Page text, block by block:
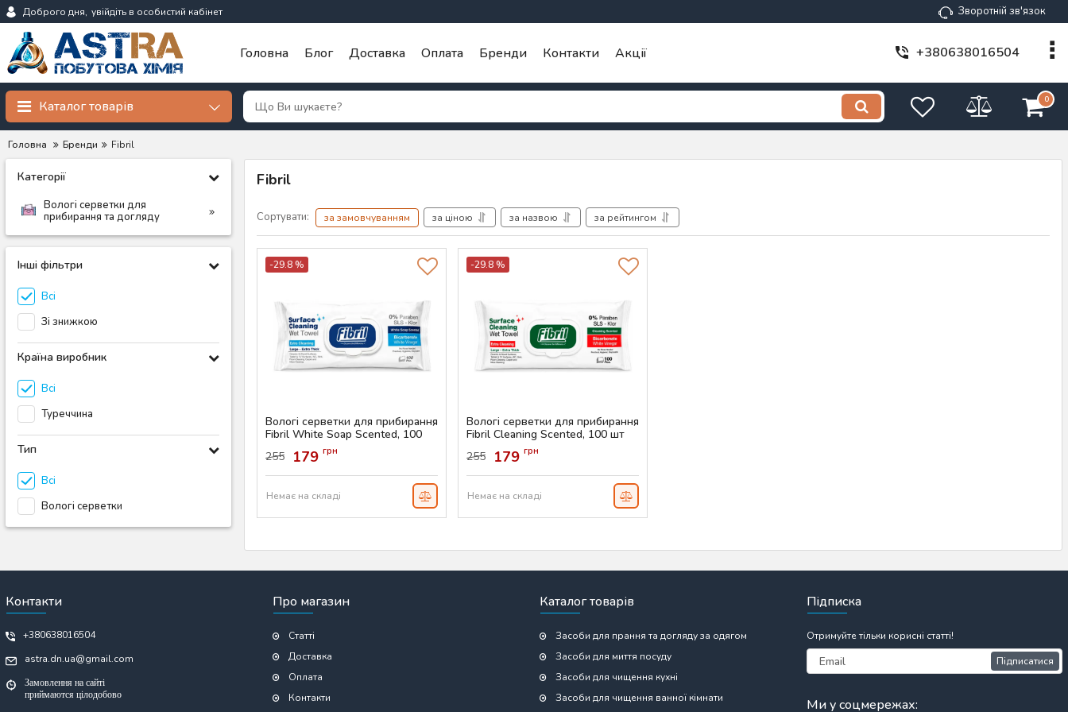
Доброго дня, увійдіть в особистий кабінет Зворотній зв'язок
Головна Блог Доставка Оплата Бренди Контакти Акції +380638016504
Каталог товарів 0
Головна Бренди Fibril
Категорії
Вологі серветки для
прибирання та догляду
Інші фільтри
Всі
Зі знижкою
Країна виробник
Всі
Туреччина
Тип
Всі
Вологі серветки
Fibril
Сортувати: за замовчуванням за ціною за назвою за рейтингом
-29.8 %
Вологі серветки для прибирання
Fibril White Soap Scented, 100
Артикул:AS-00796
255 179 грн
Немає на складі
-29.8 %
Вологі серветки для прибирання
Fibril Cleaning Scented, 100 шт
Артикул:AS-00689
255 179 грн
Немає на складі
Контакти
+380638016504
astra.dn.ua@gmail.com
Замовлення на сайті
приймаются цілодобово
Про магазин
Статті
Доставка
Оплата
Контакти
Каталог товарів
Засоби для прання та догляду за одягом
Засоби для миття посуду
Засоби для чищення кухні
Засоби для чищення ванної кімнати
Підписка
Отримуйте тільки корисні статті!
Підписатися
Ми у соцмережах: